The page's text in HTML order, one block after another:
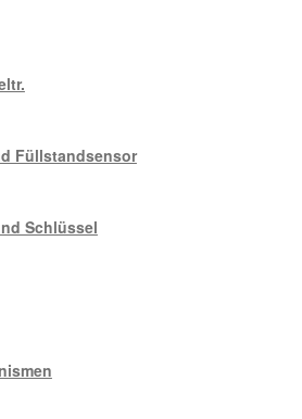
Füllstandsensor
Schlüssel